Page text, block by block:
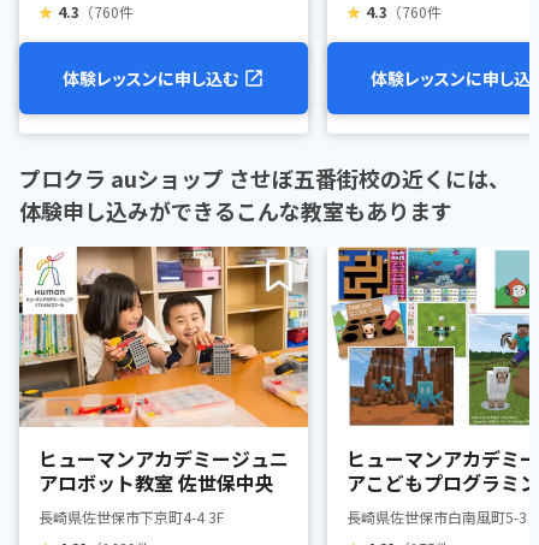
★ 4.3 （760件
体験レッスンに申し込む
★ 4.3 （760件
体験レッスンに申し込
プロクラ auショップ させぼ五番街校の近くには、
体験申し込みができるこんな教室もあります
ヒューマンアカデミージュニ
アロボット教室 佐世保中央
長崎県佐世保市下京町4-4 3F
ヒューマンアカデミ
アこどもプログラミ
佐世保駅前
長崎県佐世保市白南風町5-3